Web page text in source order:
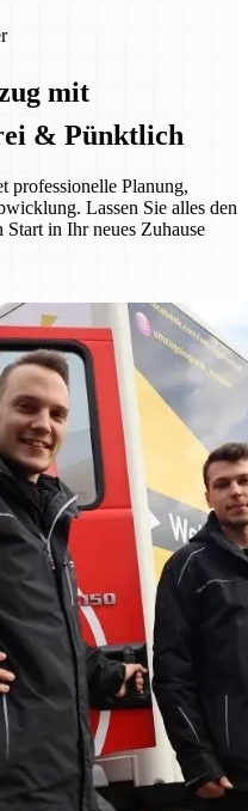
mit
& Pünktlich
professionelle Planung,
Lassen Sie alles den
Start in Ihr neues Zuhause